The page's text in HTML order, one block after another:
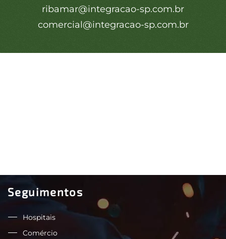
ribamar@integracao-sp.com.br
comercial@integracao-sp.com.br
Seguimentos
Hospitais
Comércio